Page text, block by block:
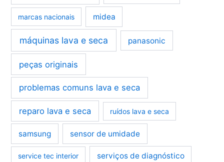
marcas nacionais midea
máquinas lava e seca panasonic
peças originais
problemas comuns lava e seca
reparo lava e seca ruídos lava e seca
samsung sensor de umidade
service tec interior serviços de diagnóstico